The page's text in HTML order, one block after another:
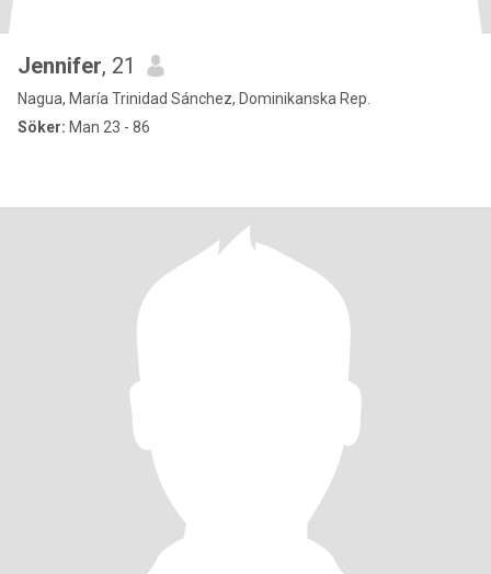
Jennifer, 21
Nagua, María Trinidad Sánchez, Dominikanska Rep.
Söker: Man 23 - 86